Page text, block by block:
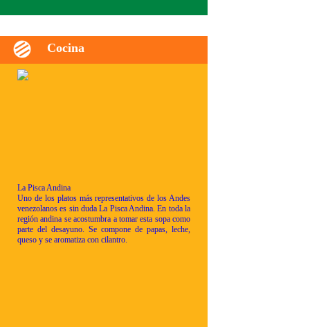
Cocina
La Pisca Andina
Uno de los platos más representativos de los Andes
venezolanos es sin duda La Pisca Andina. En toda la
región andina se acostumbra a tomar esta sopa como
parte del desayuno. Se compone de papas, leche,
queso y se aromatiza con cilantro.